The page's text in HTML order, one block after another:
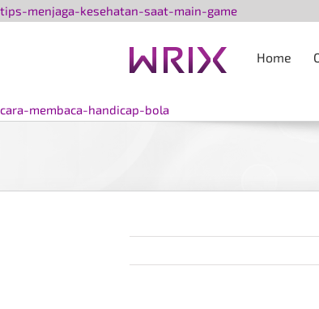
tips-menjaga-kesehatan-saat-main-gamePrzejdź
zawartości
Home
cara-membaca-handicap-bola